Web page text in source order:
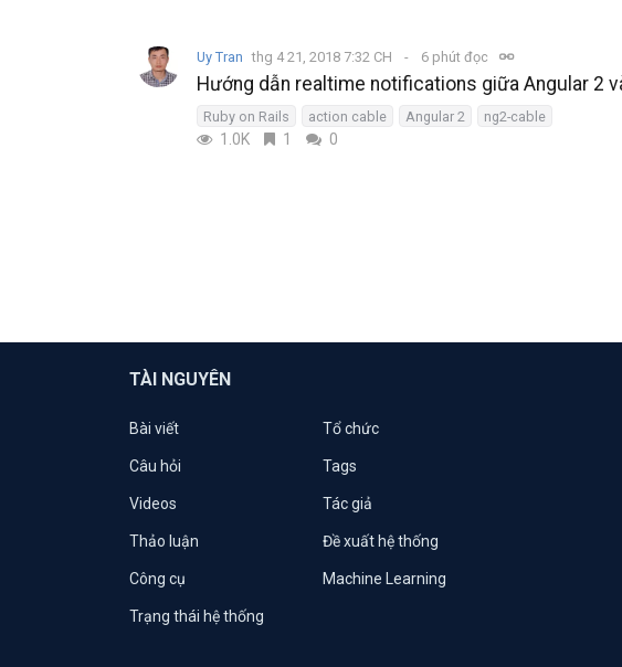
Uy Tran thg 4 21, 2018 7:32 CH 6 phút đọc
Hướng dẫn realtime notifications giữa Angular 2
Ruby on Rails action cable Angular 2 ng2-cable
1.0K 1 0
TÀI NGUYÊN
Bài viết Tổ chức
Câu hỏi Tags
Videos Tác giả
Thảo luận Đề xuất hệ thống
Công cụ Machine Learning
Trạng thái hệ thống